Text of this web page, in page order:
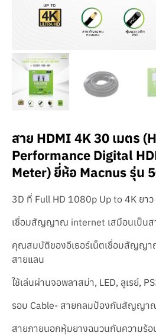
สาย HDMI 4K 30 เมตร
Performance Digital
Meter) ยี่ห้อ Macnus รุ่น
3D ที่ Full HD 1080p Up to 4K ยาว
เชื่อมสัญญาณ internet เสมือนเป็นส
คุณสมบัติของอีเธอร์เน็ตเชื่อมสัญญา
สายแลน
ใช้เล่นผ่านจอพลาสม่า, LED, ลูเรย์,
รอบ Cable- สายกลมป้องกันสัญญา
สายภายนอกหุ้มยางฉนวนกันความร้อ